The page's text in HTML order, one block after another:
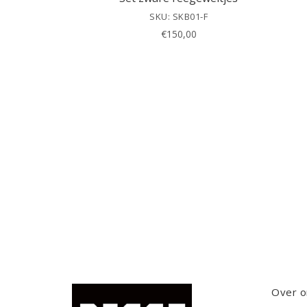
SKU: SKB01-F
€150,00
Over